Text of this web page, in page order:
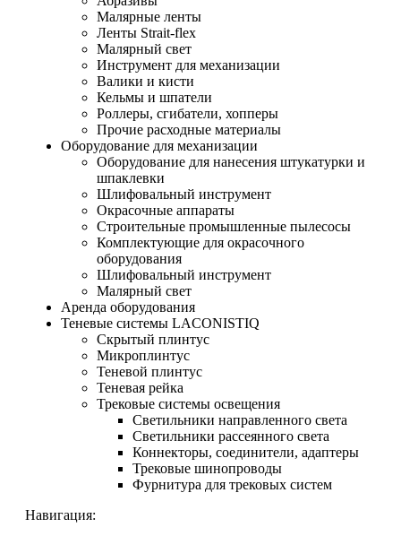
Малярные ленты
Ленты Strait-flex
Малярный свет
Инструмент для механизации
Валики и кисти
Кельмы и шпатели
Роллеры, сгибатели, хопперы
Прочие расходные материалы
Оборудование для механизации
Оборудование для нанесения штукатурки и
шпаклевки
Шлифовальный инструмент
Окрасочные аппараты
Строительные промышленные пылесосы
Комплектующие для окрасочного
оборудования
Шлифовальный инструмент
Малярный свет
Аренда оборудования
Теневые системы LACONISTIQ
Скрытый плинтус
Микроплинтус
Теневой плинтус
Теневая рейка
Трековые системы освещения
Светильники направленного света
Светильники рассеянного света
Коннекторы, соединители, адаптеры
Трековые шинопроводы
Фурнитура для трековых систем
Навигация: